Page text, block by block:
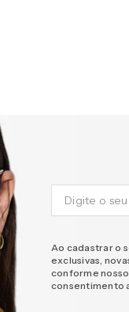
Ao cadastrar o
exclusivas,
conforme nosso
consentimento